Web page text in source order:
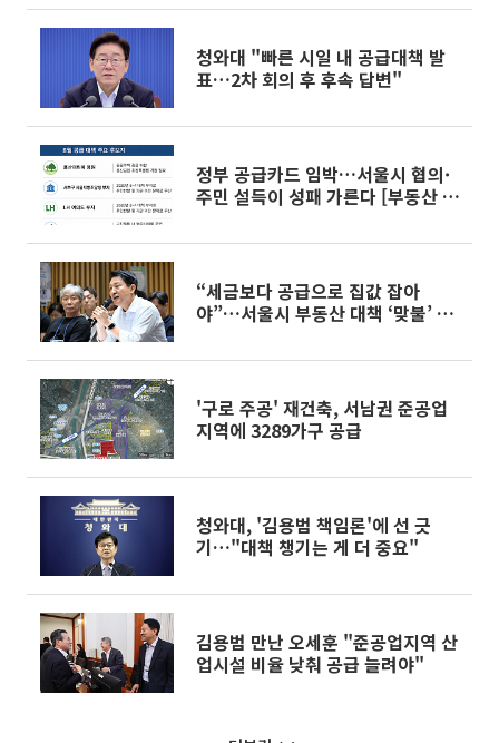
청와대 "빠른 시일 내 공급대책 발
표…2차 회의 후 후속 답변"
정부 공급카드 임박…서울시 협의·
주민 설득이 성패 가른다 [부동산 해
“세금보다 공급으로 집값 잡아
야”…서울시 부동산 대책 ‘맞불’ 토
'구로 주공' 재건축, 서남권 준공업
지역에 3289가구 공급
청와대, '김용범 책임론'에 선 긋
기…"대책 챙기는 게 더 중요"
김용범 만난 오세훈 "준공업지역 산
업시설 비율 낮춰 공급 늘려야"